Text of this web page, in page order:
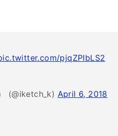
pjqZPIbLS2
(@iketch_k) April 6, 2018